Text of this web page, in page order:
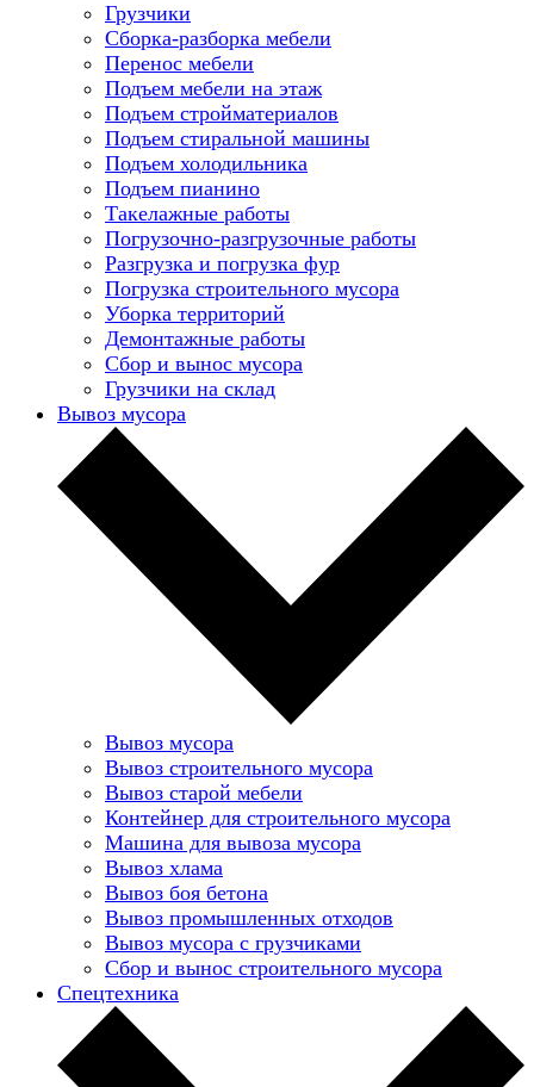
Грузчики
Сборка-разборка мебели
Перенос мебели
Подъем мебели на этаж
Подъем стройматериалов
Подъем стиральной машины
Подъем холодильника
Подъем пианино
Такелажные работы
Погрузочно-разгрузочные работы
Разгрузка и погрузка фур
Погрузка строительного мусора
Уборка территорий
Демонтажные работы
Сбор и вынос мусора
Грузчики на склад
Вывоз мусора
Вывоз мусора
Вывоз строительного мусора
Вывоз старой мебели
Контейнер для строительного мусора
Машина для вывоза мусора
Вывоз хлама
Вывоз боя бетона
Вывоз промышленных отходов
Вывоз мусора с грузчиками
Сбор и вынос строительного мусора
Спецтехника